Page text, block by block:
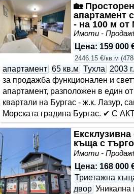
🏡
апартамент
- на 100 м от
Имоти -
Цена: 159 000
2446.15 €/кв.м (
апартамент 65 кв.м Тухла 2003 г.
за продажба функционален и
апартамент, разположен в един
квартали на Бургас - ж.к. Лазур,
Морската градина Бургас. ✔ С
къща с
Имоти -
Цена: 168 000
Триетажна
двор Уникална